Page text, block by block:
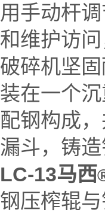
用手动杆
和维护访
破碎机坚
装在一个
配钢构成
漏斗，铸
LC-13马西
钢压榨辊